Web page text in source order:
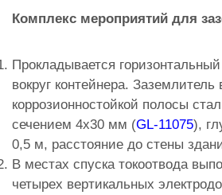
Комплекс мероприятий для
Прокладывается
вокруг контейнера. Заземлитель
коррозионностойкой полосы
сечением 4х30 мм (GL-11075),
0,5 м, расстояние до стены
В местах спуска токоотвода
четырех вертикальных